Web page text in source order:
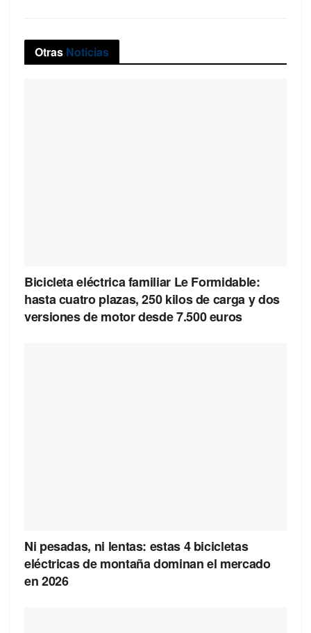
Otras Noticias
Bicicleta eléctrica familiar Le Formidable:
hasta cuatro plazas, 250 kilos de carga y dos
versiones de motor desde 7.500 euros
Ni pesadas, ni lentas: estas 4 bicicletas
eléctricas de montaña dominan el mercado
en 2026